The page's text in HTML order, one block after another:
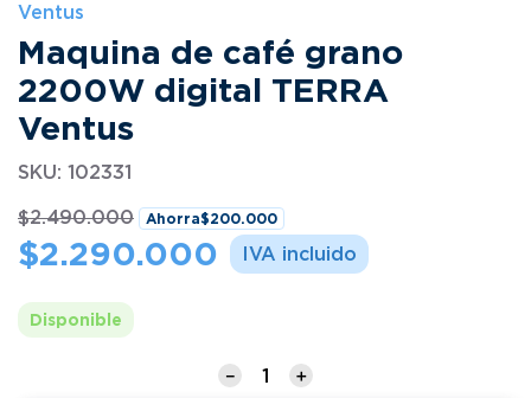
Ventus
Maquina de café grano
2200W digital TERRA
Ventus
SKU: 102331
$2.490.000 Ahorra$200.000
$2.290.000
Disponible
＋
－
meson